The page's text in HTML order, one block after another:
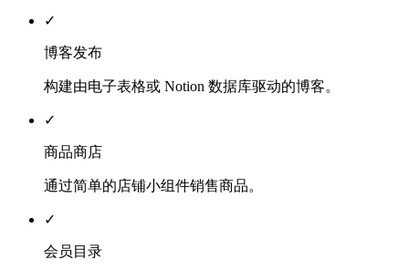
✓
博客发布
构建由电子表格或 Notion 数据库驱动的博客。
✓
商品商店
通过简单的店铺小组件销售商品。
✓
会员目录